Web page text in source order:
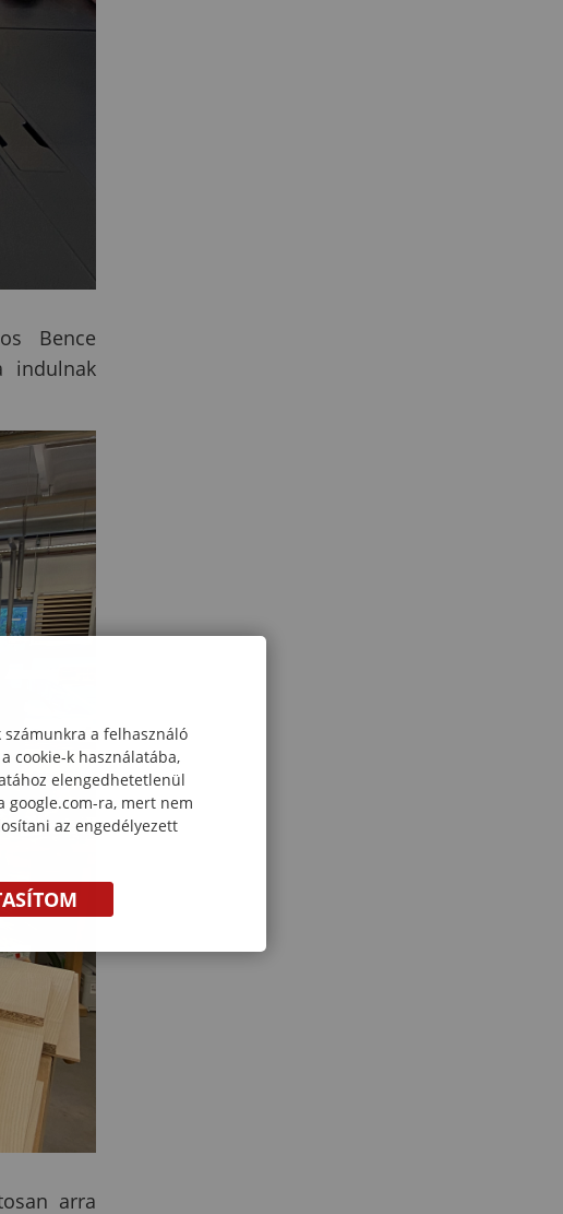
Bence
indulnak
arra
a felhasználó
cookie-k használatába,
elengedhetetlenül
google.com-ra, mert nem
az engedélyezett